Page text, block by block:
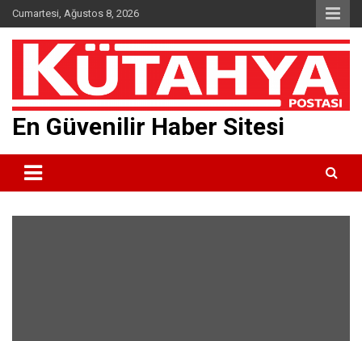
Skip
to
content
Cumartesi, Ağustos 8, 2026
En Güvenilir Haber Sitesi